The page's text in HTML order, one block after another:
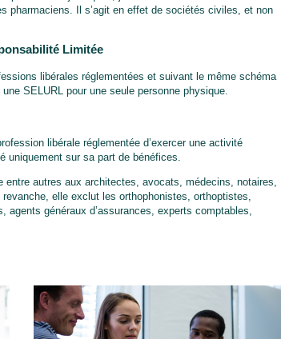
pharmaciens. Il s’agit en effet de sociétés civiles, et non
Limitée
libérales réglementées et suivant le même schéma
SELURL pour une seule personne physique.
libérale réglementée d’exercer une activité
uniquement sur sa part de bénéfices.
autres aux architectes, avocats, médecins, notaires,
elle exclut les orthophonistes, orthoptistes,
agents généraux d’assurances, experts comptables,